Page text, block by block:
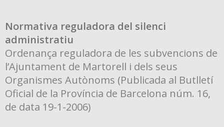
Normativa reguladora del silenci
administratiu
Ordenança reguladora de les subvencions de
l’Ajuntament de Martorell i dels seus
Organismes Autònoms (Publicada al Butlletí
Oficial de la Província de Barcelona núm. 16,
de data 19-1-2006)